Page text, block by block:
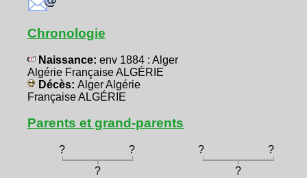
Chronologie
Naissance: env 1884 : Alger
Algérie Française ALGÉRIE
Décès: Alger Algérie
Française ALGÉRIE
Parents et grand-parents
? ? ?
?
?
?